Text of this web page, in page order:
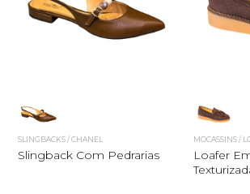
Quero me
SLINGBACKS / CHANEL
Slingback Com Pedrarias
MOCASSINS /
Loafer